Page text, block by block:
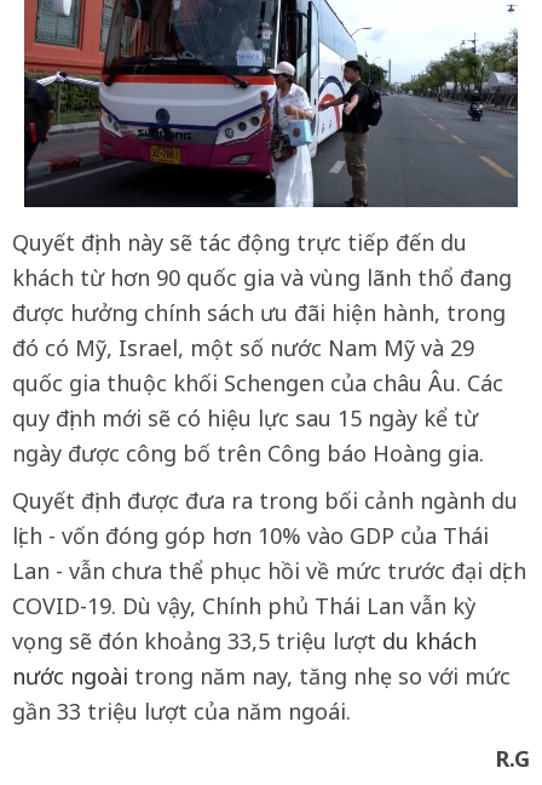
Quyết định này sẽ tác động trực tiếp đến du
khách từ hơn 90 quốc gia và vùng lãnh thổ đang
được hưởng chính sách ưu đãi hiện hành, trong
đó có Mỹ, Israel, một số nước Nam Mỹ và 29
quốc gia thuộc khối Schengen của châu Âu. Các
quy định mới sẽ có hiệu lực sau 15 ngày kể từ
ngày được công bố trên Công báo Hoàng gia.
Quyết định được đưa ra trong bối cảnh ngành du
lịch - vốn đóng góp hơn 10% vào GDP của Thái
Lan - vẫn chưa thể phục hồi về mức trước đại dịch
COVID-19. Dù vậy, Chính phủ Thái Lan vẫn kỳ
vọng sẽ đón khoảng 33,5 triệu lượt du khách
nước ngoài trong năm nay, tăng nhẹ so với mức
gần 33 triệu lượt của năm ngoái.
R.G